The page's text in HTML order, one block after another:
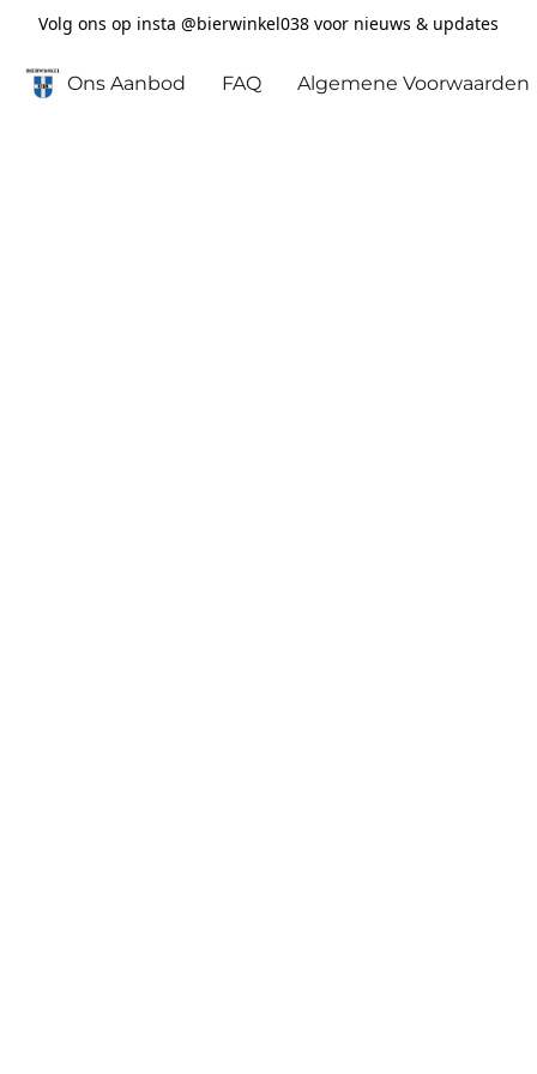
Volg ons op insta @bierwinkel038 voor nieuws & updates
Ons Aanbod FAQ Algemene Voorwaarden